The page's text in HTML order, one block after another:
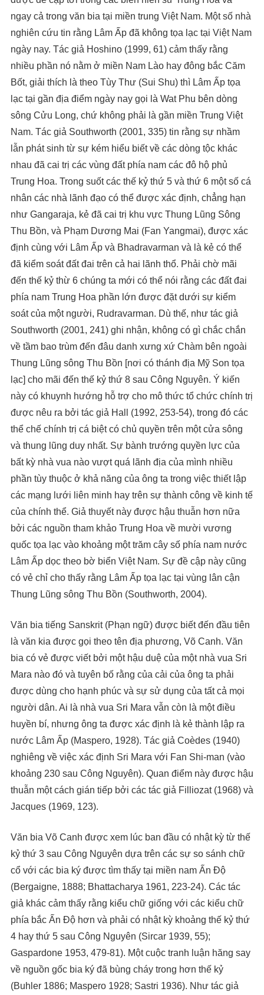
ngay cả trong văn bia tại miền trung Việt Nam. Một số nhà
nghiên cứu tin rằng Lâm Ấp đã không tọa lạc tại Việt Nam
ngày nay. Tác giả Hoshino (1999, 61) cảm thấy rằng
nhiều phần nó nằm ở miền Nam Lào hay đông bắc Căm
Bốt, giải thích là theo Tùy Thư (Sui Shu) thì Lâm Ấp tọa
lạc tại gần địa điểm ngày nay gọi là Wat Phu bên dòng
sông Cửu Long, chứ không phải là gần miền Trung Việt
Nam. Tác giả Southworth (2001, 335) tin rằng sự nhầm
lẫn phát sinh từ sự kém hiểu biết về các dòng tộc khác
nhau đã cai trị các vùng đất phía nam các đô hộ phủ
Trung Hoa. Trong suốt các thế kỷ thứ 5 và thứ 6 một số cá
nhân các nhà lãnh đạo có thể được xác định, chẳng hạn
như Gangaraja, kẻ đã cai trị khu vực Thung Lũng Sông
Thu Bồn, và Phạm Dương Mai (Fan Yangmai), được xác
định cùng với Lâm Ấp và Bhadravarman và là kẻ có thể
đã kiểm soát đất đai trên cả hai lãnh thổ. Phải chờ mãi
đến thế kỷ thừ 6 chúng ta mới có thể nói rằng các đất đai
phía nam Trung Hoa phần lớn được đặt dưới sự kiểm
soát của một người, Rudravarman. Dù thế, như tác giả
Southworth (2001, 241) ghi nhận, không có gì chắc chắn
về tầm bao trùm đến đâu danh xưng xứ Chàm bên ngoài
Thung Lũng sông Thu Bồn [nơi có thánh địa Mỹ Son tọa
lạc] cho mãi đến thế kỷ thứ 8 sau Công Nguyên. Ý kiến
này có khuynh hướng hỗ trợ cho mô thức tổ chức chính trị
được nêu ra bởi tác giả Hall (1992, 253-54), trong đó các
thể chế chính trị cá biệt có chủ quyền trên một cửa sông
và thung lũng duy nhất. Sự bành trướng quyền lực của
bất kỳ nhà vua nào vượt quá lãnh địa của mình nhiều
phần tùy thuộc ở khả năng của ông ta trong việc thiết lập
các mạng lưới liên minh hay trên sự thành công về kinh tế
của chính thể. Giả thuyết này được hậu thuẫn hơn nữa
bởi các nguồn tham khảo Trung Hoa về mười vương
quốc tọa lạc vào khoảng một trăm cây số phía nam nước
Lâm Ấp dọc theo bờ biển Việt Nam. Sự đề cập này cũng
có vẻ chỉ cho thấy rằng Lâm Ấp tọa lạc tại vùng lân cận
Thung Lũng sông Thu Bồn (Southworth, 2004).
Văn bia tiếng Sanskrit (Phạn ngữ) được biết đến đầu tiên
là văn kia được gọi theo tên địa phương, Võ Canh. Văn
bia có vẻ được viết bởi một hậu duệ của một nhà vua Sri
Mara nào đó và tuyên bố rằng của cải của ông ta phải
được dùng cho hạnh phúc và sự sử dụng của tất cả mọi
người dân. Ai là nhà vua Sri Mara vẫn còn là một điều
huyền bí, nhưng ông ta được xác định là kẻ thành lập ra
nước Lâm Ấp (Maspero, 1928). Tác giả Coèdes (1940)
nghiêng về việc xác định Sri Mara với Fan Shi-man (vào
khoảng 230 sau Công Nguyên). Quan điểm này được hậu
thuẫn một cách gián tiếp bởi các tác giả Filliozat (1968) và
Jacques (1969, 123).
Văn bia Võ Canh được xem lúc ban đầu có nhật kỳ từ thế
kỷ thứ 3 sau Công Nguyên dựa trên các sự so sánh chữ
cổ với các bia ký được tìm thấy tại miền nam Ấn Độ
(Bergaigne, 1888; Bhattacharya 1961, 223-24). Các tác
giả khác cảm thấy rằng kiểu chữ giống với các kiểu chữ
phía bắc Ấn Độ hơn và phải có nhật kỳ khoảng thế kỷ thứ
4 hay thứ 5 sau Công Nguyên (Sircar 1939, 55);
Gaspardone 1953, 479-81). Một cuộc tranh luận hăng say
về nguồn gốc bia ký đã bùng cháy trong hơn thế kỷ
(Buhler 1886; Maspero 1928; Sastri 1936). Như tác giả